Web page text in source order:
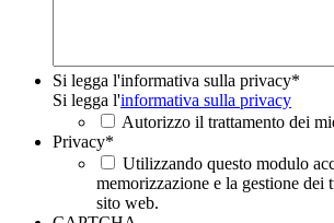
Si legga l'informativa sulla privacy*
Si legga l'informativa sulla privacy
Autorizzo il trattamento dei
Privacy*
Utilizzando questo modulo
memorizzazione e la gestione dei
sito web.